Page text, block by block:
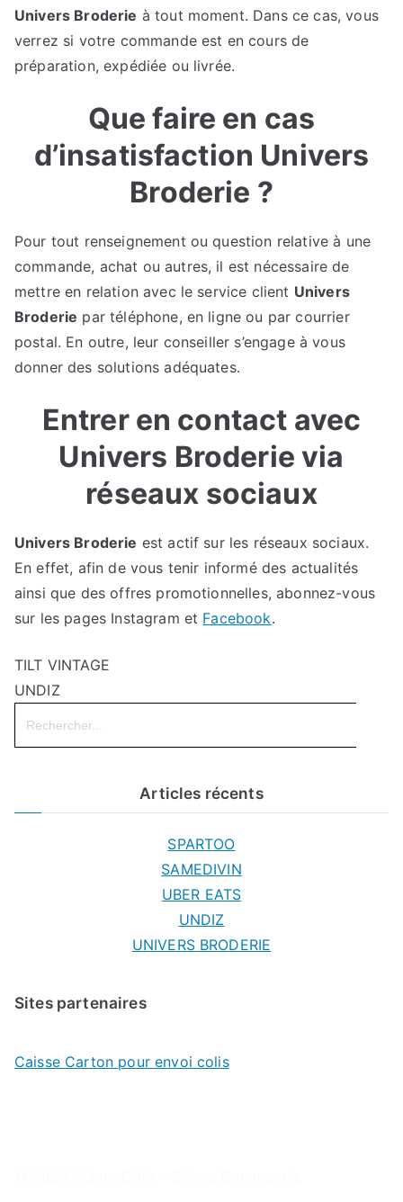
Univers Broderie à tout moment. Dans ce cas, vous
verrez si votre commande est en cours de
préparation, expédiée ou livrée.
Que faire en cas
d’insatisfaction Univers
Broderie ?
Pour tout renseignement ou question relative à une
commande, achat ou autres, il est nécessaire de
mettre en relation avec le service client Univers
Broderie par téléphone, en ligne ou par courrier
postal. En outre, leur conseiller s’engage à vous
donner des solutions adéquates.
Entrer en contact avec
Univers Broderie via
réseaux sociaux
Univers Broderie est actif sur les réseaux sociaux.
En effet, afin de vous tenir informé des actualités
ainsi que des offres promotionnelles, abonnez-vous
sur les pages Instagram et Facebook.
TILT VINTAGE
UNDIZ
Search
for:
Articles récents
SPARTOO
SAMEDIVIN
UBER EATS
UNDIZ
UNIVERS BRODERIE
Sites partenaires
Caisse Carton pour envoi colis